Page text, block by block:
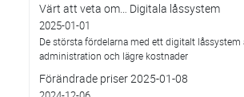
Värt att veta om… Digitala låssystem
2025-01-01
De största fördelarna med ett digitalt låssystem
administration och lägre kostnader
Förändrade priser 2025-01-08